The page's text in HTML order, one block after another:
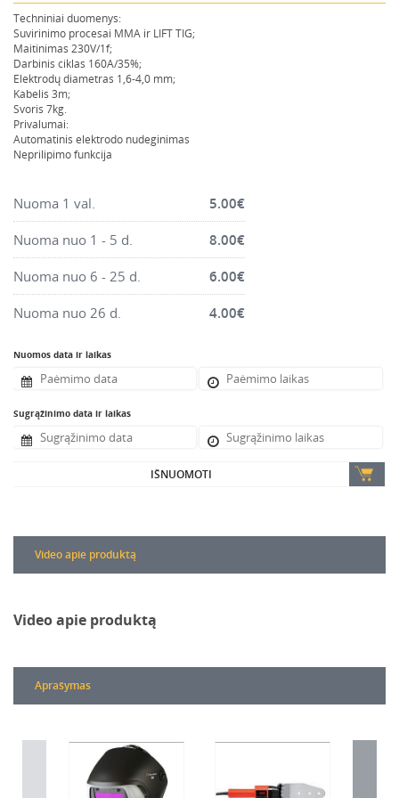
Montavimo instrumentai
Pneumatika
Pastoliai, bokšteliai, stelažai, tvoros, statramščiai,
perdangos
Plytelių, blokelių, polistirolo pjovimo įrankiai
Rankiniai sodo ir buities įrankiai
Šildytuvai, kaloriferiai, kondicionieriai, jonizatoriai
Sodo ir miško įranga
Vandens ir purvo siurbliai
Valymo įranga
Techniniai duomenys:
Suvirinimo procesai MMA ir LIFT TIG;
Maitinimas 230V/1f;
Darbinis ciklas 160A/35%;
Elektrodų diametras 1,6-4,0 mm;
Kabelis 3m;
Svoris 7kg.
Privalumai:
Automatinis elektrodo nudeginimas
Neprilipimo funkcija
Nuoma 1 val. 5.00€
Nuoma nuo 1 - 5 d. 8.00€
Nuoma nuo 6 - 25 d. 6.00€
Nuoma nuo 26 d. 4.00€
Nuomos data ir laikas
Sugrąžinimo data ir laikas
IŠNUOMOTI
Video apie produktą
Video apie produktą
Aprašymas